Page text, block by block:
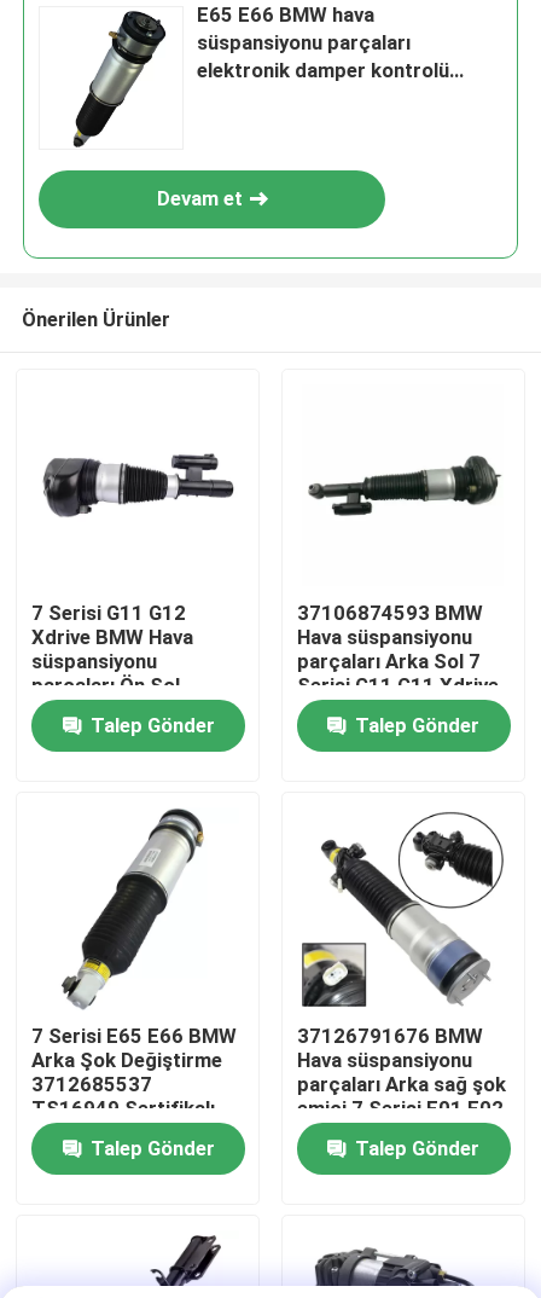
Ürün
Videolar
Fabrika turu
Kalite kontrol
Bizimle İletişim
Haberler
Araç hava süspansiyonu sistemi
E65 E66 BMW hava
süspansiyonu parçaları
elektronik damper kontrolü
Devam et
Önerilen Ürünler
7 Serisi G11 G12
Xdrive BMW Hava
süspansiyonu
parçaları Ön Sol
37106877559
Talep Gönder
37106874593 BMW
Hava süspansiyonu
parçaları Arka Sol 7
Serisi G11 G11 Xdrive
için
Talep Gönder
7 Serisi E65 E66 BMW
Arka Şok Değiştirme
3712685537
TS16949 Sertifikalı
Talep Gönder
37126791676 BMW
Hava süspansiyonu
parçaları Arka sağ şok
emici 7 Serisi F01 F02
için
Talep Gönder